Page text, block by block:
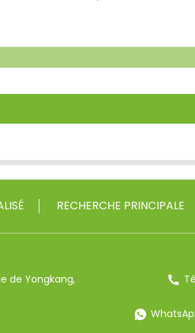
RECHERCHE PRINCIPALE
de Yongkang,